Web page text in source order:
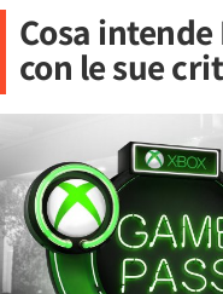
Cosa
con le sue